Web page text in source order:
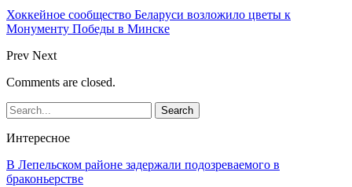
Хоккейное сообщество Беларуси возложило цветы к
Монументу Победы в Минске
Prev Next
Comments are closed.
Интересное
В Лепельском районе задержали подозреваемого в
браконьерстве